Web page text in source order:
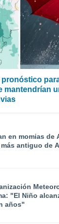
pronóstico
mantendrían
en momias de
antiguo de
"El Niño
años"